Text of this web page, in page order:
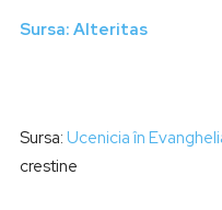
Sursa: Alteritas
Sursa: Ucenicia în
crestine